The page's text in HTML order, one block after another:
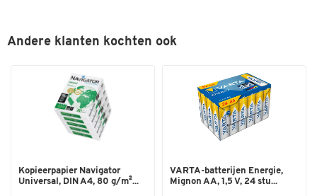
Andere klanten kochten ook
Kopieerpapier Navigator
Universal, DIN A4, 80 g/m²...
VARTA-batterijen Energie,
Mignon AA, 1,5 V, 24 stu...